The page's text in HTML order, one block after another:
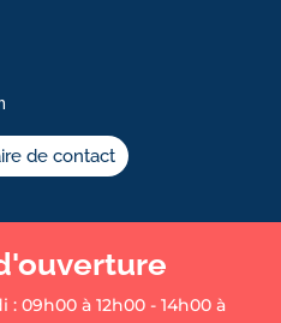
de contact
09h00 à 12h00 - 14h00 à